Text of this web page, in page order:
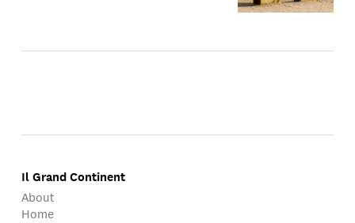
Il Grand Continent
About
Home